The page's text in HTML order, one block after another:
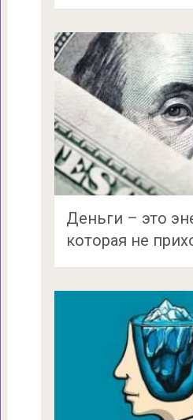
Деньги – это
которая не